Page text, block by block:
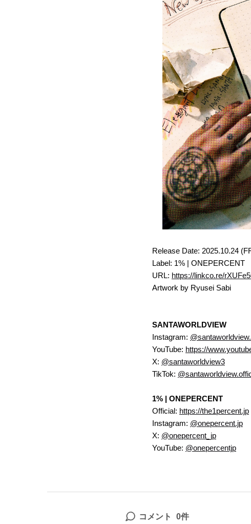
Release Date: 2025.10.24
Label: 1% | ONEPERCENT
URL: https://linkco.re/
Artwork by Ryusei Sabi
SANTAWORLDVIEW
Instagram:
YouTube: https://
X: @santaworldview3
TikTok:
1% | ONEPERCENT
Official: https://the1percent.jp
Instagram: @onepercent.jp
X: @onepercent_jp
YouTube: @onepercentjp
コメント 0件